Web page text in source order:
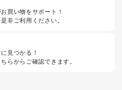
買い物をサポート！
非ご利用ください。
見つかる！
らからご確認できます。